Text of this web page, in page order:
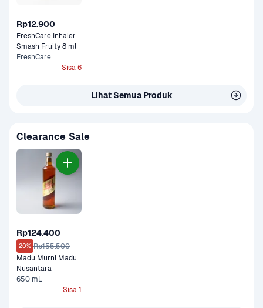
Rp12.900
FreshCare Inhaler
Smash Fruity 8 ml
FreshCare
Sisa 6
Lihat Semua Produk
Clearance Sale
Rp124.400
20% Rp155.500
Madu Murni Madu
Nusantara
650 mL
Sisa 1